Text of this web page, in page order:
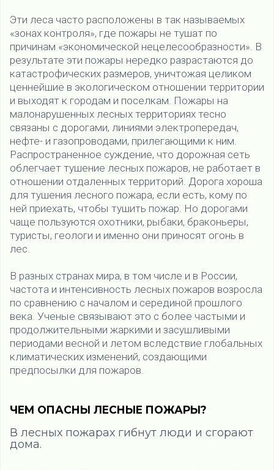
Эти леса часто расположены в так называемых
«зонах контроля», где пожары не тушат по
причинам «экономической нецелесообразности». В
результате эти пожары нередко разрастаются до
катастрофических размеров, уничтожая целиком
ценнейшие в экологическом отношении территории
и выходят к городам и поселкам. Пожары на
малонарушенных лесных территориях тесно
связаны с дорогами, линиями электропередач,
нефте- и газопроводами, прилегающими к ним.
Распространенное суждение, что дорожная сеть
облегчает тушение лесных пожаров, не работает в
отношении отдаленных территорий. Дорога хороша
для тушения лесного пожара, если есть, кому по
ней приехать, чтобы тушить пожар. Но дорогами
чаще пользуются охотники, рыбаки, браконьеры,
туристы, геологи и именно они приносят огонь в
лес.
В разных странах мира, в том числе и в России,
частота и интенсивность лесных пожаров возросла
по сравнению с началом и серединой прошлого
века. Ученые связывают это с более частыми и
продолжительными жаркими и засушливыми
периодами весной и летом вследствие глобальных
климатических изменений, создающими
предпосылки для пожаров.
ЧЕМ ОПАСНЫ ЛЕСНЫЕ ПОЖАРЫ?
В лесных пожарах гибнут люди и сгорают
дома.